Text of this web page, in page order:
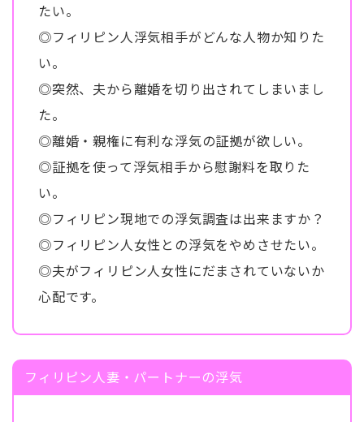
たい。
◎フィリピン人浮気相手がどんな人物か知りた
い。
◎突然、夫から離婚を切り出されてしまいまし
た。
◎離婚・親権に有利な浮気の証拠が欲しい。
◎証拠を使って浮気相手から慰謝料を取りた
い。
◎フィリピン現地での浮気調査は出来ますか？
◎フィリピン人女性との浮気をやめさせたい。
◎夫がフィリピン人女性にだまされていないか
心配です。
フィリピン人妻・パートナーの浮気